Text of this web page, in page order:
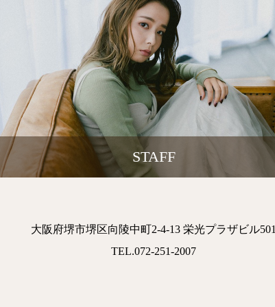
STAFF
大阪府堺市堺区向陵中町2-4-13 栄光プラザビル501
TEL.072-251-2007